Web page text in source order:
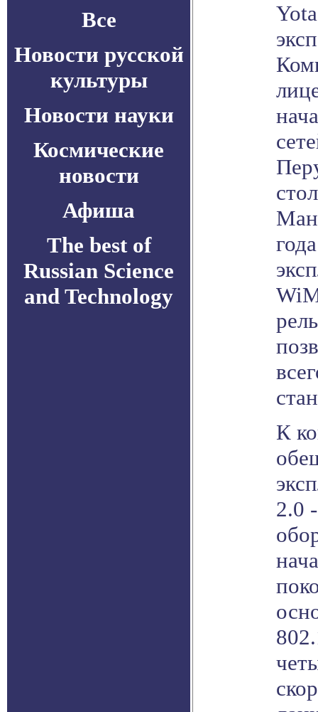
Все
Новости русской
культуры
Новости науки
Космические
новости
Афиша
The best of
Russian Science
and Technology
К
2.0